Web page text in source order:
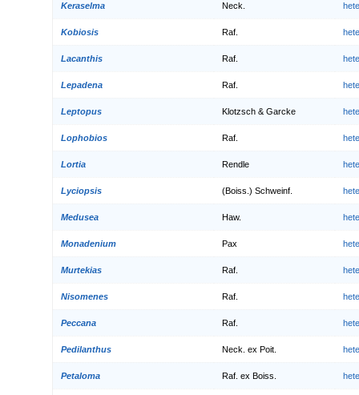
Keraselma Neck.
Kobiosis Raf.
Lacanthis Raf.
Lepadena Raf.
Leptopus Klotzsch & Garcke
Lophobios Raf.
Lortia Rendle
Lyciopsis (Boiss.) Schweinf.
Medusea Haw.
Monadenium Pax
Murtekias Raf.
Nisomenes Raf.
Peccana Raf.
Pedilanthus Neck. ex Poit.
Petaloma Raf. ex Boiss.